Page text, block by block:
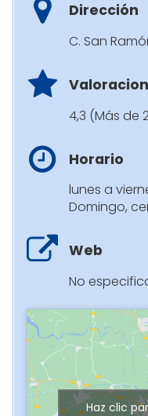
Dirección
C. San
4,3 (Más de
Horario
lunes a
Domingo,
Web
No
Haz clic